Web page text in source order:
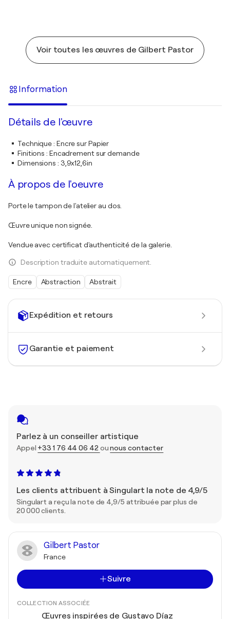
Expédition et retours
Garantie et paiement
Parlez à un conseiller artistique
Appel +33 1 76 44 06 42 ounous contacter
Les clients attribuent à Singulart la note de 4,9/5
Singulart a reçu la note de 4,9/5 attribuée par plus de
20 000 clients.
Gilbert Pastor
France
Suivre
COLLECTION ASSOCIÉE
Œuvres inspirées de Gustavo Díaz
Voir toutes les œuvres de Gilbert Pastor
Information
Détails de l'œuvre
Technique: Encre sur Papier
Finitions : Encadrement sur demande
Dimensions : 3,9x12,6in
À propos de l'oeuvre
Porte le tampon de l'atelier au dos.
Œuvre unique non signée.
Vendue avec certificat d'authenticité de la galerie.
Description traduite automatiquement.
Encre Abstraction Abstrait